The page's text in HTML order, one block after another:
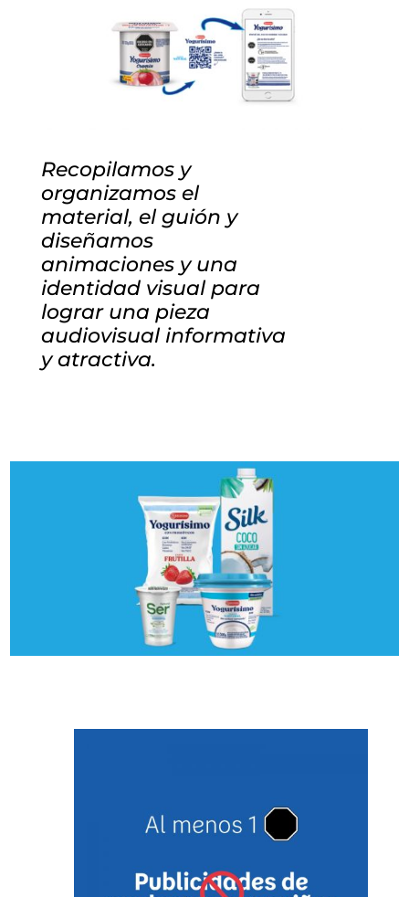
Recopilamos y
organizamos el
material, el guión y
diseñamos
animaciones y una
identidad visual para
lograr una pieza
audiovisual informativa
y atractiva.